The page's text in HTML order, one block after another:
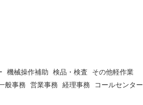
機械操作補助 検品・検査
その他軽作業
般事務 営業事務 経理事務
コールセンター